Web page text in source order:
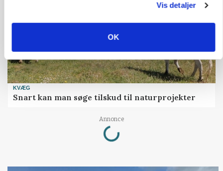
Vis detaljer
OK
KVÆG
Snart kan man søge tilskud til naturprojekter
Annonce
Loading...